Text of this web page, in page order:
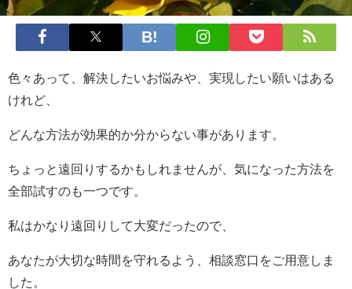
色々あって、解決したいお悩みや、実現したい願いはある
けれど、
どんな方法が効果的か分からない事があります。
ちょっと遠回りするかもしれませんが、気になった方法を
全部試すのも一つです。
私はかなり遠回りして大変だったので、
あなたが大切な時間を守れるよう、相談窓口をご用意しま
した。